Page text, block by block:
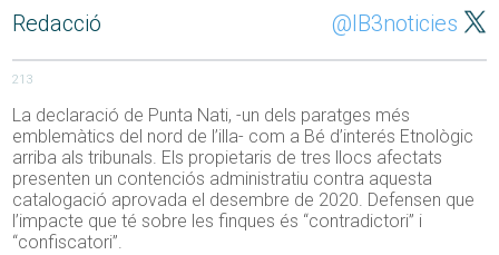
Redacció @IB3noticies
213
La declaració de Punta Nati, -un dels paratges més
emblemàtics del nord de l’illa- com a Bé d’interés Etnològic
arriba als tribunals. Els propietaris de tres llocs afectats
presenten un contenciós administratiu contra aquesta
catalogació aprovada el desembre de 2020. Defensen que
l’impacte que té sobre les finques és “contradictori” i
“confiscatori”.